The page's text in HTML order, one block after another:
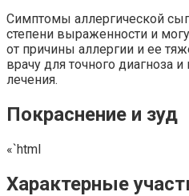
Симптомы аллергической
степени выраженности и
от причины аллергии и ее
врачу для точного диагноза
лечения.
Покраснение и зуд
«`html
Характерные